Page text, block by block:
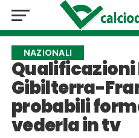
NAZIONALI
Qualificazioni
Gibilterra-
probabili
vederla in tv